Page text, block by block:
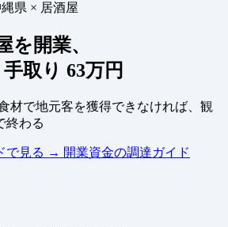
県 × 居酒屋
を開業、
取り 63万円
材で地元客を獲得できなければ、観
終わる
で見る → 開業資金の調達ガイド